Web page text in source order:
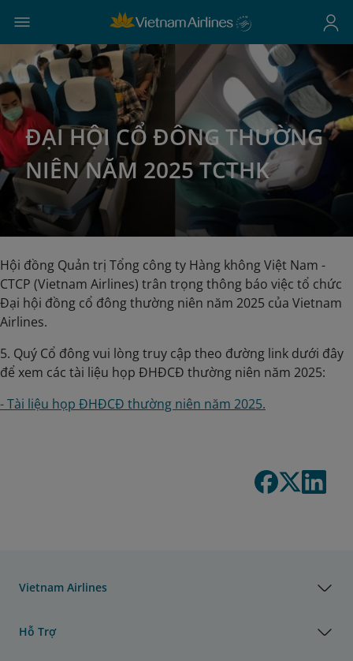
ĐẠI HỘI CỔ ĐÔNG THƯỜNG
NIÊN NĂM 2025 TCTHK
Hội đồng Quản trị Tổng công ty Hàng không Việt Nam -
CTCP (Vietnam Airlines) trân trọng thông báo việc tổ chức
Đại hội đồng cổ đông thường niên năm 2025 của Vietnam
Airlines.
5. Quý Cổ đông vui lòng truy cập theo đường link dưới đây
để xem các tài liệu họp ĐHĐCĐ thường niên năm 2025:
- Tài liệu họp ĐHĐCĐ thường niên năm 2025.
Vietnam Airlines
Hỗ Trợ